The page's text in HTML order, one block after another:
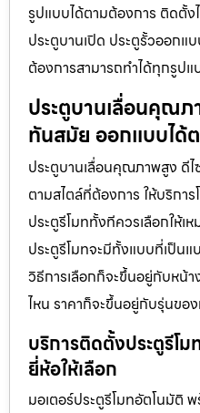
รูปแบบได้ตามต้องการ ติดตั้ง
ประตูบานเปิด ประตูรั้วออกแ
ต้องการสามารถทำได้ทุกรูปแ
ประตูบานเลื่อนคุณภ
ทันสมัย ออกแบบได้
ประตูบานเลื่อนคุณภาพสูง ดี
ตามสไตล์ที่ต้องการ ให้บริกา
ประตูรีโมททั้งทีควรเลือกให้เ
ประตูรีโมทจะมีทั้งแบบที่เป็น
วิธีการเลือกก็จะขึ้นอยู่กับหน้
ไหน ราคาก็จะขึ้นอยู่กับรุ่นขอ
บริการติดตั้งประตูรีโ
ยี่ห้อให้เลือก
มอเตอร์ประตูรีโมทอัตโนมัติ